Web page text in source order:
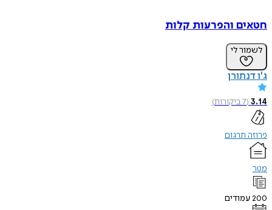
חטאים והפרעות קלות
לשמור לי
ג'ו דנתורן
3.14
(
7ביקורות)
פרוזה תרגום
מטר
200עמודים